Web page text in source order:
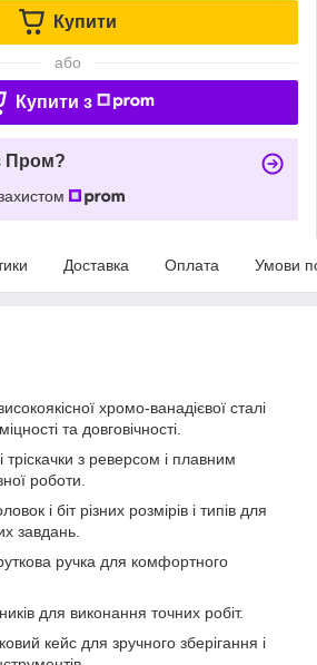
Купити
або
Купити з
Пром?
Доставка Оплата Умови
хромо-ванадієвої сталі
та довговічності.
тріскачки з реверсом і плавним
роботи.
і біт різних розмірів і типів для
завдань.
ручка для комфортного
для виконання точних робіт.
кейс для зручного зберігання і